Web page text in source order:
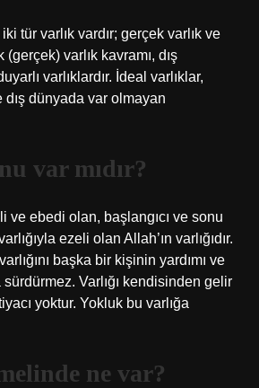
tür varlık vardır; gerçek varlık ve
(gerçek) varlık kavramı, dış
varlıklardır. İdeal varlıklar,
dünyada var olmayan
var mıdır?
ve ebedi olan, başlangıcı ve sonu
ezeli olan Allah’ın varlığıdır.
başka bir kişinin yardımı ve
sürdürmez. Varlığı kendisinden gelir
yoktur. Yokluk bu varlığa
ne var?